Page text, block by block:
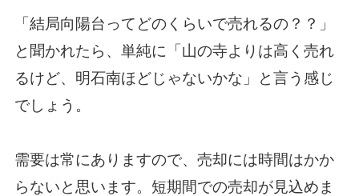
「結局向陽台ってどのくらいで売れるの？？」
と聞かれたら、単純に「山の寺よりは高く売れ
るけど、明石南ほどじゃないかな」と言う感じ
でしょう。
需要は常にありますので、売却には時間はかか
らないと思います。短期間での売却が見込めま